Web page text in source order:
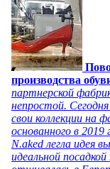
производства
партнерской
непростой.
свои коллекции на
основанного в
N.aked легла идея
идеальной